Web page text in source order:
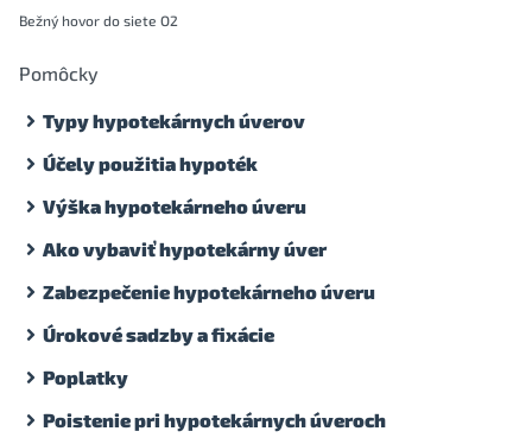
Bežný hovor do siete O2
Pomôcky
Typy hypotekárnych úverov
Účely použitia hypoték
Výška hypotekárneho úveru
Ako vybaviť hypotekárny úver
Zabezpečenie hypotekárneho úveru
Úrokové sadzby a fixácie
Poplatky
Poistenie pri hypotekárnych úveroch